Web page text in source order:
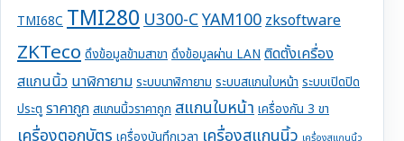
TMI68C TMI280U300-CYAM100zksoftware
ZKTeco ดึงข้อมูลข้ามสาขา ดึงข้อมูลผ่าน LAN ติดตั้งเครื่อง
สแกนนิ้วนาฬิกายาม ระบบนาฬิกายาม ระบบสแกนใบหน้า ระบบเปิดปิด
ประตู ราคาถูก สแกนนิ้วราคาถูก สแกนใบหน้า เครื่องกัน 3 ขา
เครื่องตอกบัตร เครื่องบันทึกเวลา เครื่องสแกนนิ้ว